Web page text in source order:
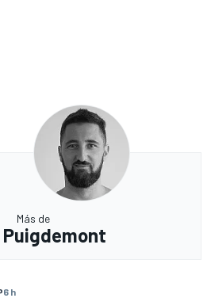
Más de
Puigdemont
6 h